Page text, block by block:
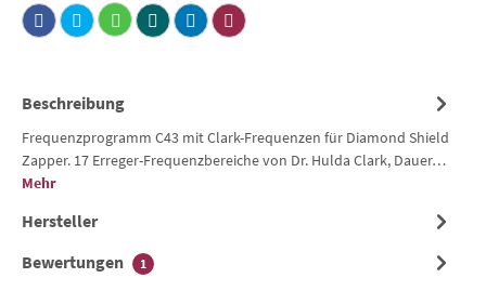
Beschreibung
Frequenzprogramm C43 mit Clark-Frequenzen für Diamond Shield
Zapper. 17 Erreger-Frequenzbereiche von Dr. Hulda Clark, Dauer…
Mehr
Hersteller
Bewertungen
1